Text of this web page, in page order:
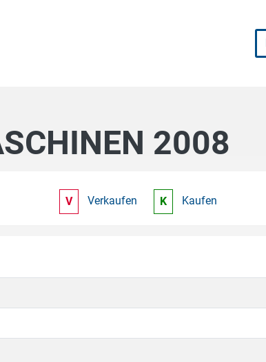
2008
V Verkaufen K Kaufen